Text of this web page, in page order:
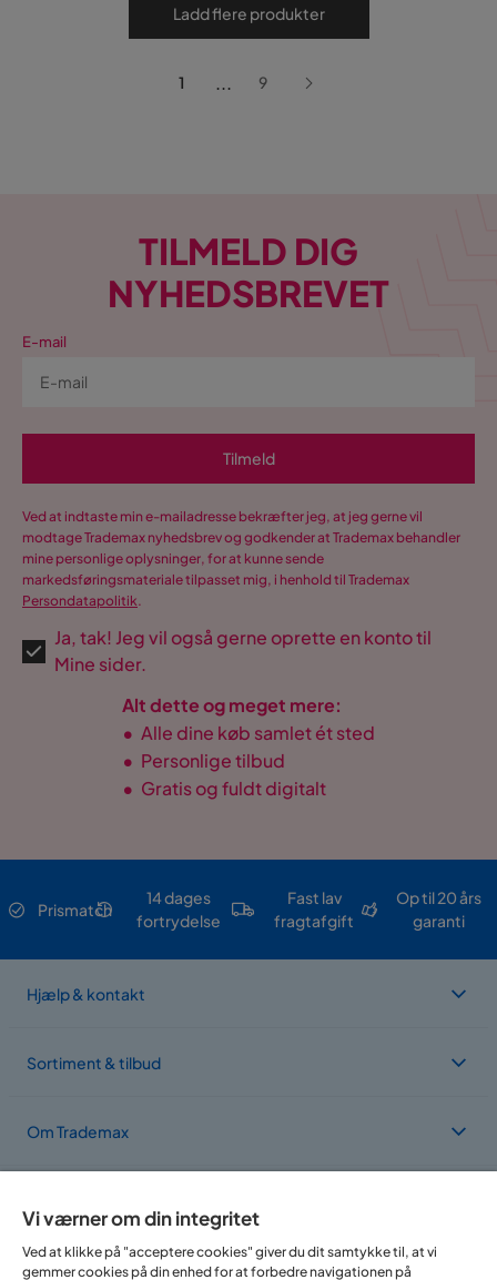
Ladd flere produkter
1 ... 9
TILMELD DIG
NYHEDSBREVET
E-mail
Tilmeld
Ved at indtaste min e-mailadresse bekræfter jeg, at jeg gerne vil
modtage Trademax nyhedsbrev og godkender at Trademax behandler
mine personlige oplysninger, for at kunne sende
markedsføringsmateriale tilpasset mig, i henhold til Trademax
Persondatapolitik.
Ja, tak! Jeg vil også gerne oprette en konto til
Mine sider.
Alt dette og meget mere:
• Alle dine køb samlet ét sted
• Personlige tilbud
• Gratis og fuldt digitalt
Prismatch
14 dages
fortrydelse
Fast lav
fragtafgift
Op til 20 års
garanti
Hjælp & kontakt
Sortiment & tilbud
Om Trademax
Vi findes i flere forskellige lande
Vi værner om din integritet
Ved at klikke på "acceptere cookies" giver du dit samtykke til, at vi
gemmer cookies på din enhed for at forbedre navigationen på